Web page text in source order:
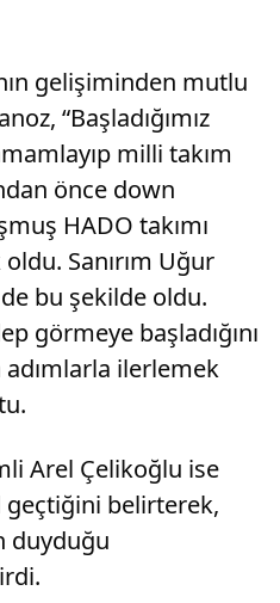
gelişiminden mutlu
“Başladığımız
milli takım
önce down
HADO takımı
Sanırım Uğur
bu şekilde oldu.
görmeye başladığını
ilerlemek
Arel Çelikoğlu ise
geçtiğini belirterek,
duyduğu